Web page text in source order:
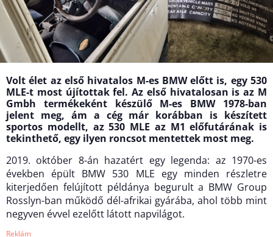
Volt élet az első hivatalos M-es BMW előtt is, egy 530
MLE-t most újítottak fel. Az első hivatalosan is az M
Gmbh termékeként készülő M-es BMW 1978-ban
jelent meg, ám a cég már korábban is készített
sportos modellt, az 530 MLE az M1 előfutárának is
tekinthető, egy ilyen roncsot mentettek most meg.
2019. október 8-án hazatért egy legenda: az 1970-es
években épült BMW 530 MLE egy minden részletre
kiterjedően felújított példánya begurult a BMW Group
Rosslyn-ban működő dél-afrikai gyárába, ahol több mint
negyven évvel ezelőtt látott napvilágot.
Reklám